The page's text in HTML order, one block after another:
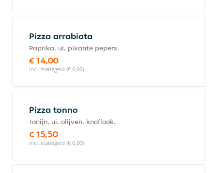
Pizza arrabiata
Paprika, ui, pikante pepers.
€ 14,00
incl. statiegeld (€ 0,00)
Pizza tonno
Tonijn, ui, olijven, knoflook.
€ 15,50
incl. statiegeld (€ 0,00)